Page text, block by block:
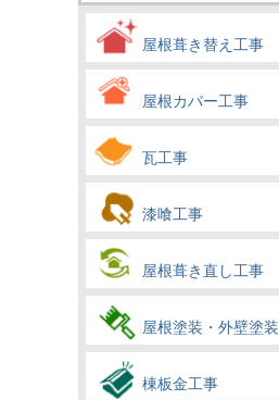
屋根葺き替え工事
屋根カバー工事
瓦工事
漆喰工事
屋根葺き直し工事
屋根塗装・外壁塗装
棟板金工事